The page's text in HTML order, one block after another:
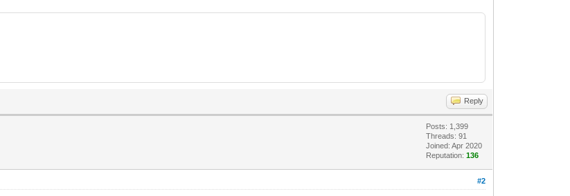
Reply
Posts: 1,399
Threads: 91
Joined: Apr 2020
Reputation:136
#2